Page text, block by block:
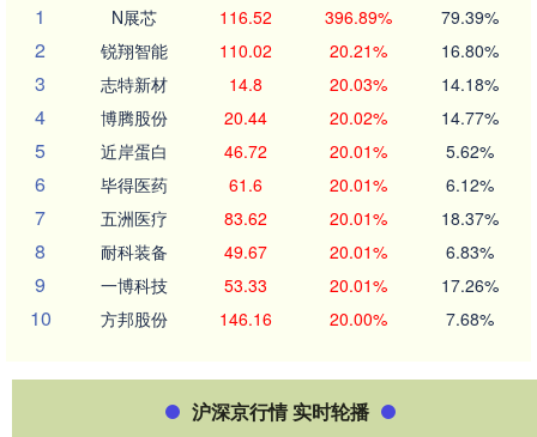
1
N展芯 116.52 396.89% 79.39%
2 锐翔智能 110.02 20.21% 16.80%
3 志特新材 14.8 20.03% 14.18%
4 博腾股份 20.44 20.02% 14.77%
5 近岸蛋白 46.72 20.01% 5.62%
6 毕得医药 61.6 20.01% 6.12%
7 五洲医疗 83.62 20.01% 18.37%
8 耐科装备 49.67 20.01% 6.83%
9 一博科技 53.33 20.01% 17.26%
10 方邦股份 146.16 20.00% 7.68%
沪深京行情 实时轮播